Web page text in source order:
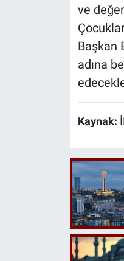
ve
Başkan
adına
Kaynak: